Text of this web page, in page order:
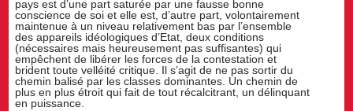
pays est d’une part saturée par une fausse bonne
conscience de soi et elle est, d’autre part, volontairement
maintenue à un niveau relativement bas par l’ensemble
des appareils idéologiques d’Etat, deux conditions
(nécessaires mais heureusement pas suffisantes) qui
empêchent de libérer les forces de la contestation et
brident toute velléité critique. Il s’agit de ne pas sortir du
chemin balisé par les classes dominantes. Un chemin de
plus en plus étroit qui fait de tout récalcitrant, un délinquant
en puissance.